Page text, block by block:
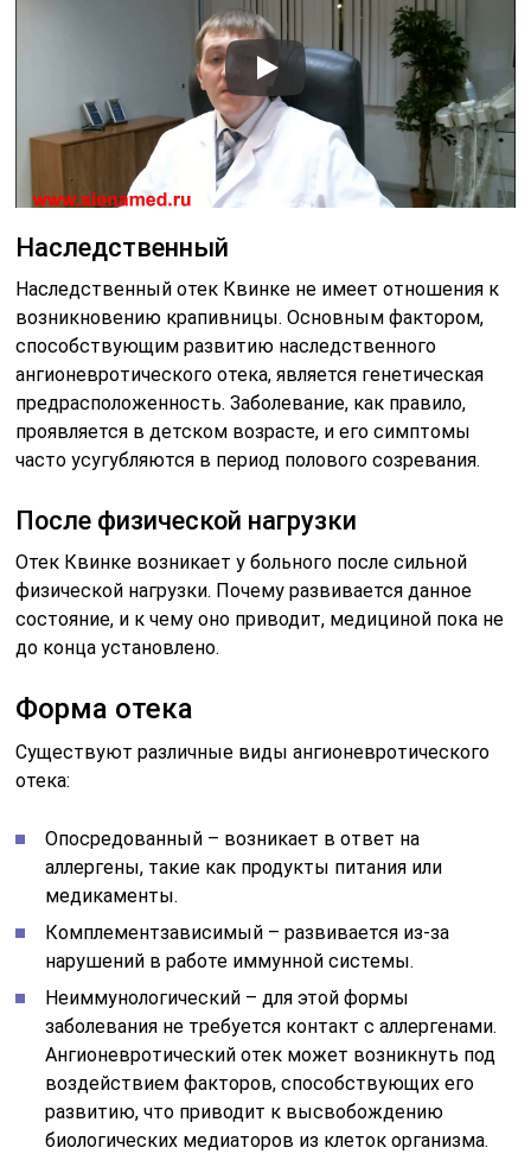
Наследственный
Наследственный отек Квинке не имеет отношения к
возникновению крапивницы. Основным фактором,
способствующим развитию наследственного
ангионевротического отека, является генетическая
предрасположенность. Заболевание, как правило,
проявляется в детском возрасте, и его симптомы
часто усугубляются в период полового созревания.
После физической нагрузки
Отек Квинке возникает у больного после сильной
физической нагрузки. Почему развивается данное
состояние, и к чему оно приводит, медициной пока не
до конца установлено.
Форма отека
Существуют различные виды ангионевротического
отека:
Опосредованный – возникает в ответ на
аллергены, такие как продукты питания или
медикаменты.
Комплементзависимый – развивается из-за
нарушений в работе иммунной системы.
Неиммунологический – для этой формы
заболевания не требуется контакт с аллергенами.
Ангионевротический отек может возникнуть под
воздействием факторов, способствующих его
развитию, что приводит к высвобождению
биологических медиаторов из клеток организма.